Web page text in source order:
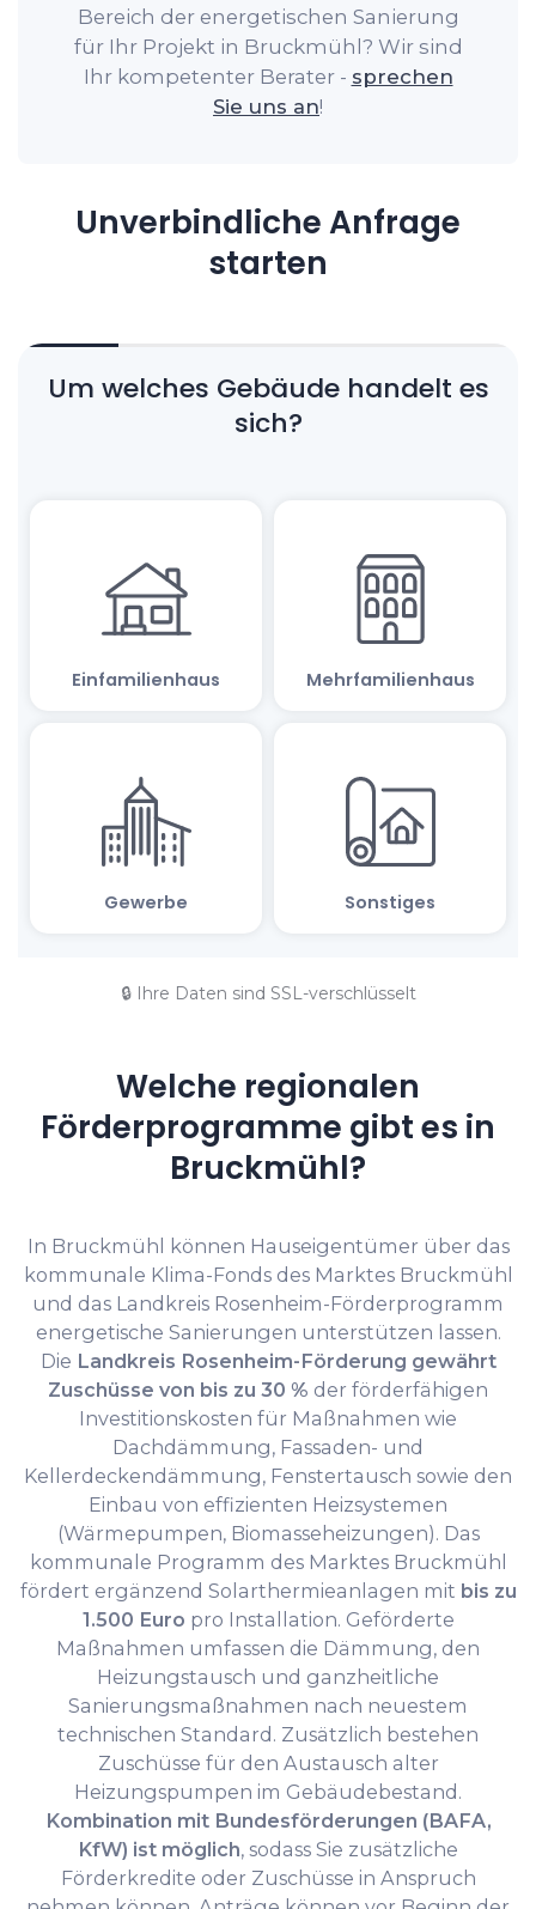
Bereich der energetischen Sanierung
für Ihr Projekt in Bruckmühl? Wir sind
Ihr kompetenter Berater - sprechen
Sie uns an!
Unverbindliche Anfrage
starten
🔒 Ihre Daten sind SSL-verschlüsselt
Welche regionalen
Förderprogramme gibt es in
Bruckmühl?
In Bruckmühl können Hauseigentümer über das
kommunale Klima-Fonds des Marktes Bruckmühl
und das Landkreis Rosenheim-Förderprogramm
energetische Sanierungen unterstützen lassen.
Die Landkreis Rosenheim-Förderung gewährt
Zuschüsse von bis zu 30 % der förderfähigen
Investitionskosten für Maßnahmen wie
Dachdämmung, Fassaden- und
Kellerdeckendämmung, Fenstertausch sowie den
Einbau von effizienten Heizsystemen
(Wärmepumpen, Biomasseheizungen). Das
kommunale Programm des Marktes Bruckmühl
fördert ergänzend Solarthermieanlagen mit bis zu
1.500 Euro pro Installation. Geförderte
Maßnahmen umfassen die Dämmung, den
Heizungstausch und ganzheitliche
Sanierungsmaßnahmen nach neuestem
technischen Standard. Zusätzlich bestehen
Zuschüsse für den Austausch alter
Heizungspumpen im Gebäudebestand.
Kombination mit Bundesförderungen (BAFA,
KfW) ist möglich, sodass Sie zusätzliche
Förderkredite oder Zuschüsse in Anspruch